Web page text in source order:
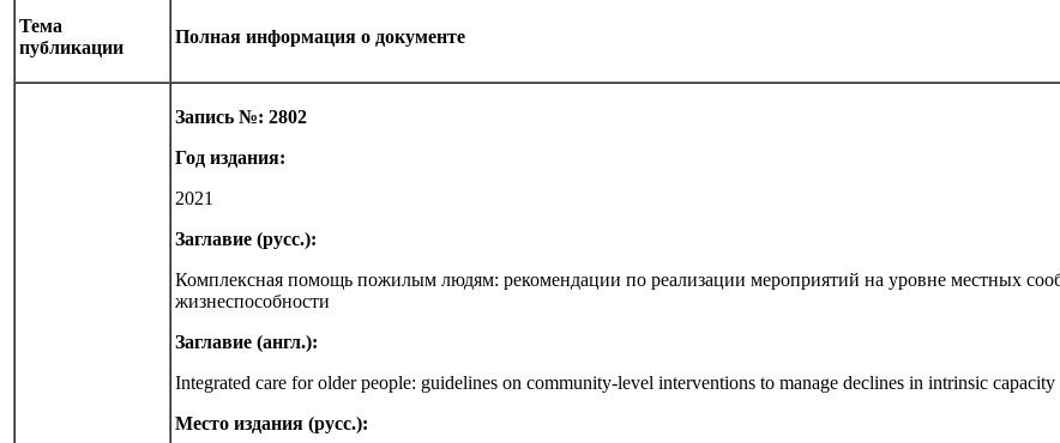
Тема
публикации
Полная информация о документе
Запись №: 2802
Год издания:
2021
Заглавие (русс.):
Комплексная помощь пожилым людям: рекомендации по реализации мероприятий на уровне местных
жизнеспособности
Заглавие (англ.):
Integrated care for older people: guidelines on community-level interventions to manage declines in intrinsic capacity
Место издания (русс.):